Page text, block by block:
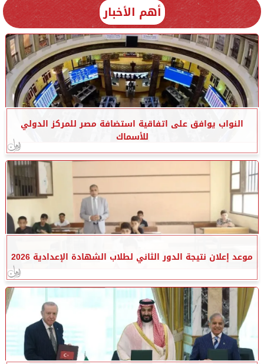
أهم الأخبار
النواب يوافق على اتفاقية استضافة مصر للمركز الدولي
للأسماك
موعد إعلان نتيجة الدور الثاني لطلاب الشهادة الإعدادية 2026